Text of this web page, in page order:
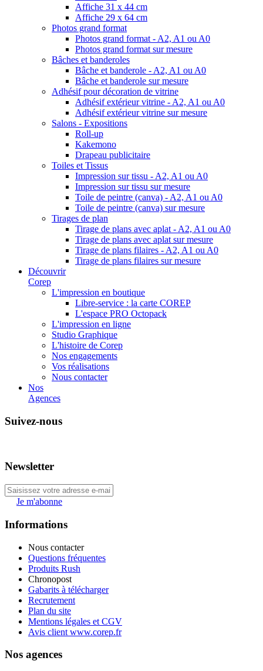
Affiche 31 x 44 cm
Affiche 29 x 64 cm
Photos grand format
Photos grand format - A2, A1 ou A0
Photos grand format sur mesure
Bâches et banderoles
Bâche et banderole - A2, A1 ou A0
Bâche et banderole sur mesure
Adhésif pour décoration de vitrine
Adhésif extérieur vitrine - A2, A1 ou A0
Adhésif extérieur vitrine sur mesure
Salons - Expositions
Roll-up
Kakemono
Drapeau publicitaire
Toiles et Tissus
Impression sur tissu - A2, A1 ou A0
Impression sur tissu sur mesure
Toile de peintre (canva) - A2, A1 ou A0
Toile de peintre (canva) sur mesure
Tirages de plan
Tirage de plans avec aplat - A2, A1 ou A0
Tirage de plans avec aplat sur mesure
Tirage de plans filaires - A2, A1 ou A0
Tirage de plans filaires sur mesure
Découvrir
Corep
L'impression en boutique
Libre-service : la carte COREP
L'espace PRO Octopack
L'impression en ligne
Studio Graphique
L'histoire de Corep
Nos engagements
Vos réalisations
Nous contacter
Nos
Agences
Suivez-nous
Newsletter
Je m'abonne
Informations
Nous contacter
Questions fréquentes
Produits Rush
Chronopost
Gabarits à télécharger
Recrutement
Plan du site
Mentions légales et CGV
Avis client www.corep.fr
Nos agences